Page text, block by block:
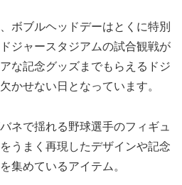
ボブルヘッドデーはとくに特別
ジャースタジアムの試合観戦が
な記念グッズまでもらえるドジ
かせない日となっています。
ネで揺れる野球選手のフィギュ
うまく再現したデザインや記念
集めているアイテム。